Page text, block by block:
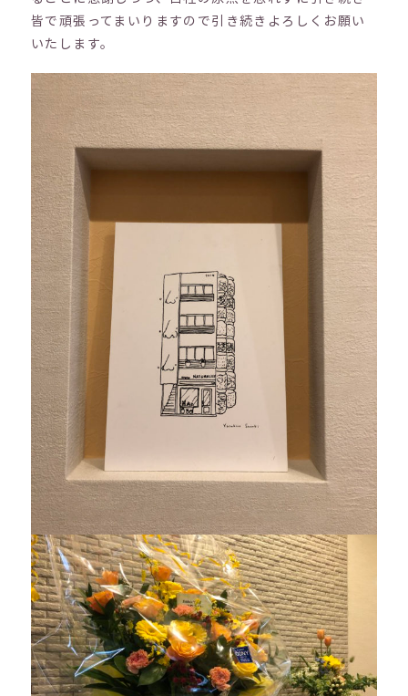
皆で頑張ってまいりますので引き続きよろしくお願い
いたします。